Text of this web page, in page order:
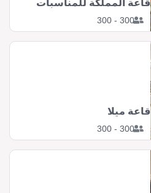
300 - 300
قاعة المملكة للمناسبات
300 - 300
قاعة ميلا